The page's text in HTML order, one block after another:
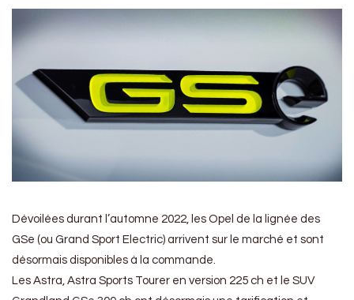
Dévoilées durant l’automne 2022, les Opel de la lignée des
GSe (ou Grand Sport Electric) arrivent sur le marché et sont
désormais disponibles à la commande.
Les Astra, Astra Sports Tourer en version 225 ch et le SUV